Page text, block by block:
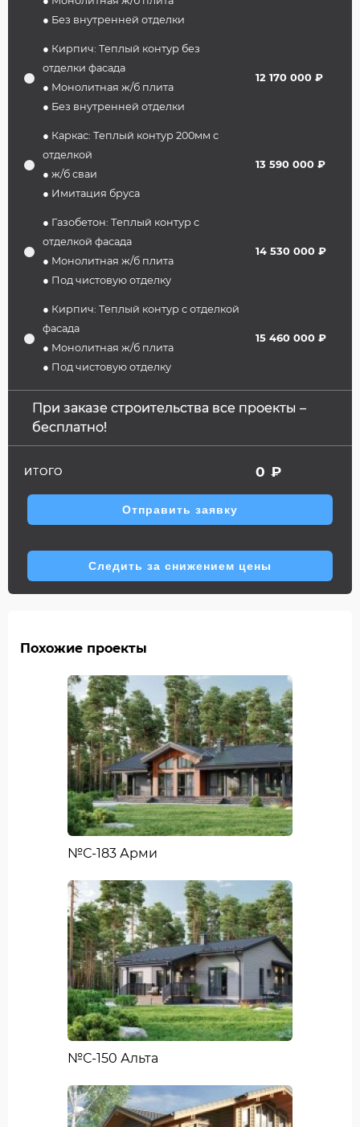
● Без внутренней отделки
● Кирпич: Теплый контур без
отделки фасада
● Монолитная ж/б плита
● Без внутренней отделки
12 170 000 ₽
● Каркас: Теплый контур 200мм с
отделкой
● ж/б сваи
● Имитация бруса
13 590 000 ₽
● Газобетон: Теплый контур с
отделкой фасада
● Монолитная ж/б плита
● Под чистовую отделку
14 530 000 ₽
● Кирпич: Теплый контур с отделкой
фасада
● Монолитная ж/б плита
● Под чистовую отделку
15 460 000 ₽
При заказе строительства все проекты –
бесплатно!
ИТОГО 0 ₽
Отправить заявку
Следить за снижением цены
Похожие проекты
№С-183 Арми
№С-150 Альта